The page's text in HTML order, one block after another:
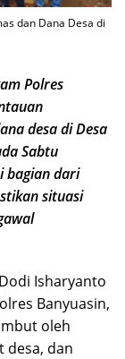
dan Dana Desa di
Polres
desa di Desa
Sabtu
bagian dari
situasi
Isharyanto
Banyuasin,
oleh
desa, dan